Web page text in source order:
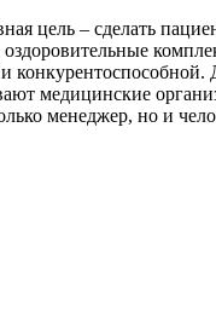
цель – сделать
медицинские
менеджер, но и